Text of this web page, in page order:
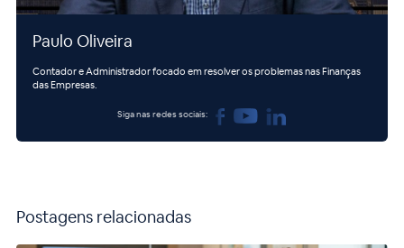
Paulo Oliveira
Contador e Administrador focado em resolver os problemas nas Finanças
das Empresas.
Siga nas redes sociais:
Postagens relacionadas